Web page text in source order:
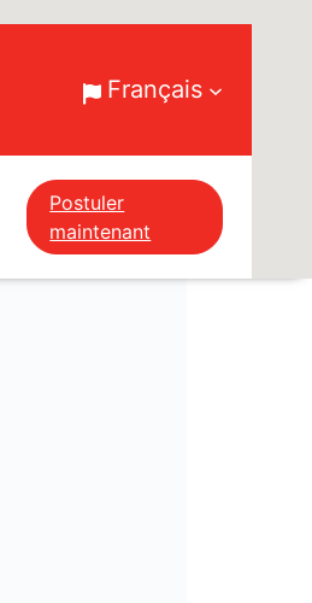
Français
Postuler
maintenant